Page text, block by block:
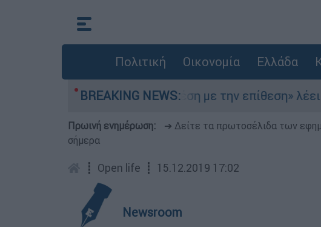
Πολιτική Οικονομία Ελλάδα
BREAKING NEWS:
«Δεν έχω καμία σχέση με την επίθεση» λέει η
Πρωινή ενημέρωση: ➔ Δείτε τα πρωτοσέλιδα των
σήμερα
┋ Open life ┋ 15.12.2019 17:02
Newsroom